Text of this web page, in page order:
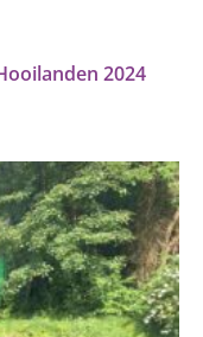
2024